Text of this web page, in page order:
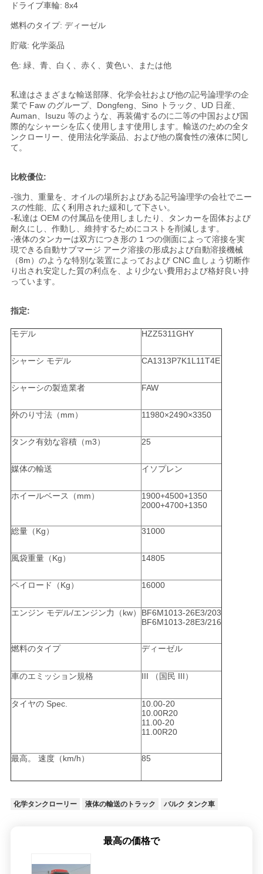
ニ
ュ
ー
ス
引
用
を
要
求
し
な
さ
い
地
図
プ
ラ
イ
バ
ー
ポ
リ
シ
ドライブ車輪: 8x4
燃料のタイプ: ディーゼル
貯蔵: 化学薬品
色: 緑、青、白く、赤く、黄色い、または他
私達はさまざまな輸送部隊、化学会社および他の記号論理学の企
業で Faw のグループ、Dongfeng、Sino トラック、UD 日産、
Auman、Isuzu 等のような、再装備するのに二等の中国および国
際的なシャーシを広く使用します使用します。輸送のための全タ
ンクローリー、使用法化学薬品、および他の腐食性の液体に関し
て。
比較優位:
-強力、重量を、オイルの場所およびある記号論理学の会社でニー
スの性能、広く利用された緩和して下さい。
-私達は OEM の付属品を使用しましたり、タンカーを固体および
耐久にし、作動し、維持するためにコストを削減します。
-液体のタンカーは双方につき形の 1 つの側面によって溶接を実
現できる自動サブマージ アーク溶接の形成および自動溶接機械
（8m）のような特別な装置によっておよび CNC 血しょう切断作
り出され安定した質の利点を、より少ない費用および格好良い持
っています。
指定:
モデル HZZ5311GHY
シャーシ モデル CA1313P7K1L11T4E
シャーシの製造業者 FAW
外のり寸法（mm） 11980×2490×3350
タンク有効な容積（m3） 25
媒体の輸送 イソプレン
ホイールベース（mm）
1900+4500+1350
2000+4700+1350
総量（Kg） 31000
風袋重量（Kg） 14805
ペイロード（Kg） 16000
エンジン モデル/エンジン力（kw）
BF6M1013-26E3/203
BF6M1013-28E3/216
燃料のタイプ ディーゼル
車のエミッション規格 III （国民 III）
タイヤの Spec.
10.00-20
10.00R20
11.00-20
11.00R20
最高。 速度（km/h） 85
化学タンクローリー 液体の輸送のトラック バルク タンク車
最高の価格で